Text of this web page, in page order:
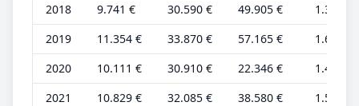
2018
9.741 € 30.590 € 49.905 €
1.392 €
2019
11.354 € 33.870 € 57.165 €
1.622 €
2020
10.111 € 30.910 € 22.346 €
1.444 €
2021
10.829 € 32.085 € 38.580 €
1.547 €